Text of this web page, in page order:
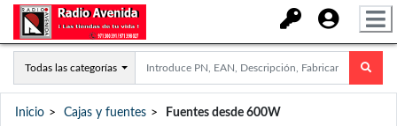
Todas las categorías
Inicio Cajas y fuentes Fuentes desde 600W